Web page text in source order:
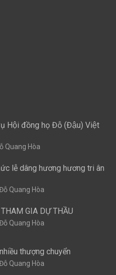
Hội đồng họ Đỗ (Đậu) Việt
Quang Hòa
lễ dâng hương hương tri ân
Quang Hòa
GIA DỰ THẦU
Quang Hòa
thượng chuyển
Quang Hòa